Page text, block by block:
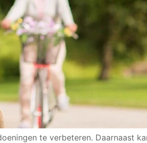
te verbeteren. Daarnaast